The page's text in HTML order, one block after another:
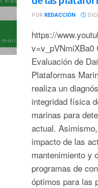
POR REDACCIÓN
https://
v=v_pVNmiXBa0
Evaluación de
Plataformas
realiza un
integridad física
marinas para
actual.
impacto de las
mantenimiento y
programas de
óptimos para las